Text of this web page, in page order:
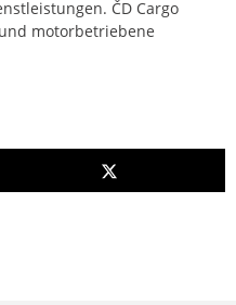
ČD Cargo
motorbetriebene